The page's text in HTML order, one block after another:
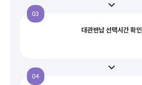
대관반납 선택시간 확인